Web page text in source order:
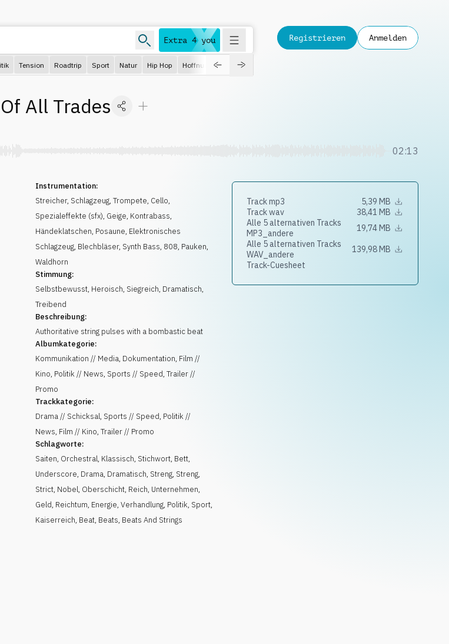
Extra 4 you
Tension Roadtrip Sport Natur Hip Hop Hoffnungsvoll Dokumentation
Registrieren Anmelden
All Trades
02:13
Instrumentation:
Streicher, Schlagzeug,Trompete, Cello,
Spezialeffekte (sfx), Geige, Kontrabass,
Händeklatschen, Posaune, Elektronisches
Schlagzeug, Blechbläser, Synth Bass, 808, Pauken,
Waldhorn
Stimmung:
Selbstbewusst, Heroisch, Siegreich, Dramatisch,
Treibend
Beschreibung:
Authoritative string pulses with a bombastic beat
Albumkategorie:
Kommunikation // Media, Dokumentation, Film //
Kino, Politik // News, Sports // Speed, Trailer //
Promo
Trackkategorie:
Drama // Schicksal, Sports // Speed, Politik //
News, Film // Kino, Trailer // Promo
Schlagworte:
Saiten, Orchestral, Klassisch, Stichwort, Bett,
Underscore, Drama, Dramatisch, Streng, Streng,
Strict, Nobel, Oberschicht, Reich, Unternehmen,
Geld, Reichtum, Energie,Verhandlung, Politik, Sport,
Kaiserreich, Beat, Beats, Beats And Strings
Track mp3
5,39 MB
Track wav
38,41 MB
Alle 5 alternativen Tracks
MP3_andere
19,74 MB
Alle 5 alternativen Tracks
WAV_andere
139,98 MB
Track-Cuesheet